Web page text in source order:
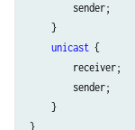
        sender;
    }
unicast {
        receiver;
        sender;
    }